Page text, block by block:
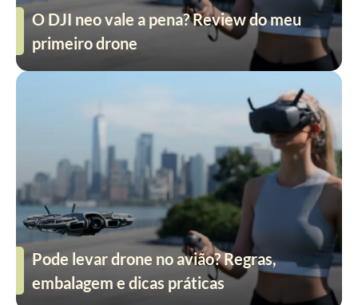
O DJI neo vale a pena? Review do meu
primeiro drone
Pode levar drone no avião? Regras,
embalagem e dicas práticas